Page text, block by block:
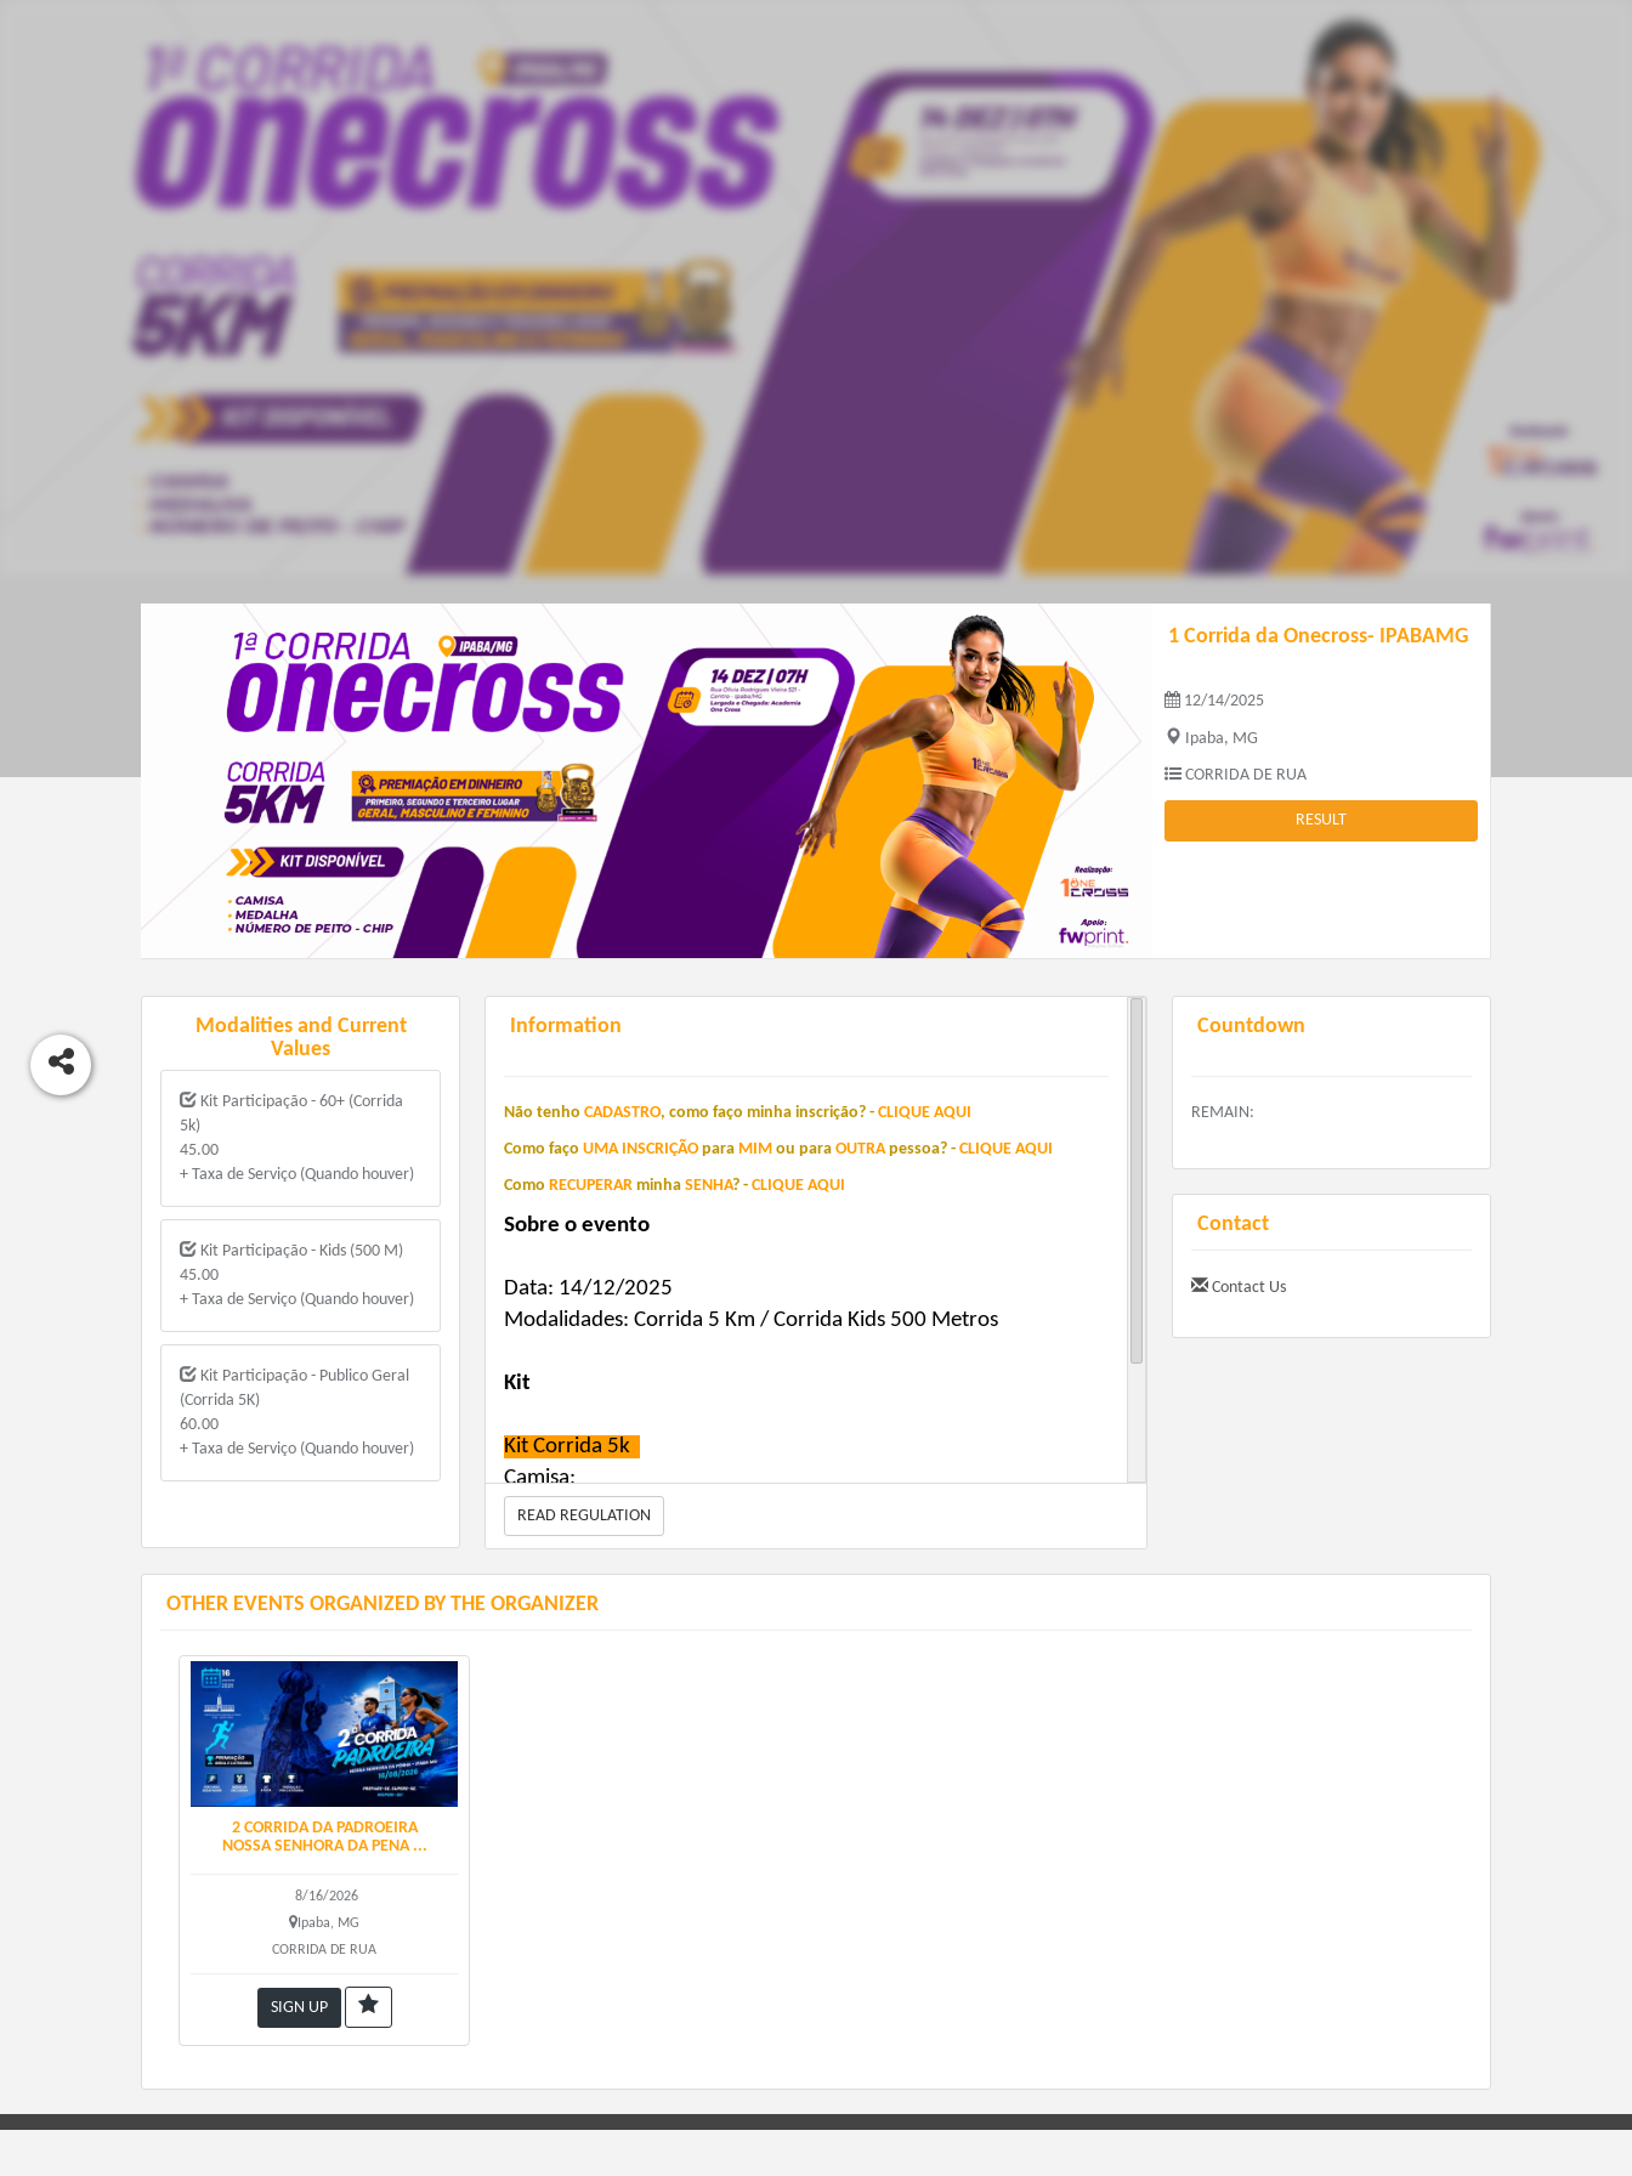
1 Corrida da Onecross- IPABAMG
12/14/2025
Ipaba, MG
CORRIDA DE RUA
RESULT
Modalities and Current
Values
Kit Participação - 60+ (Corrida
5k)
45.00
+ Taxa de Serviço (Quando houver)
Kit Participação - Kids (500 M)
45.00
+ Taxa de Serviço (Quando houver)
Kit Participação - Publico Geral
(Corrida 5K)
60.00
+ Taxa de Serviço (Quando houver)
Information
Não tenho CADASTRO, como faço minha inscrição? - CLIQUEAQUI
Como faço UMA INSCRIÇÃO para MIM ou para OUTRA pessoa?- CLIQUEAQUI
Como RECUPERAR minha SENHA? - CLIQUEAQUI
Sobre o evento
Data: 14/12/2025
Modalidades: Corrida 5 Km / Corrida Kids 500 Metros
Kit
Kit Corrida 5k
Camisa;
Nº de peito;
Chip Cronometragem;
Medalha de participação;
Frutas.
READ REGULATION
Countdown
REMAIN:
Contact
Contact Us
OTHER EVENTS ORGANIZED BY THE ORGANIZER
2 CORRIDA DA PADROEIRA
NOSSA SENHORA DA PENA ...
8/16/2026
Ipaba, MG
CORRIDA DE RUA
SIGN UP